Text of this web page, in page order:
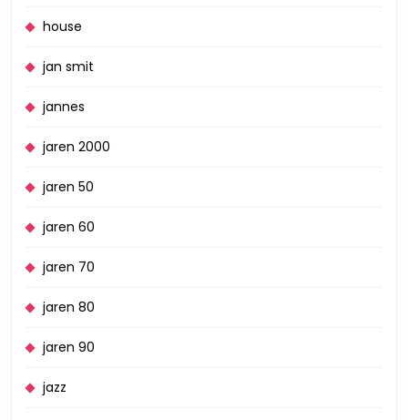
house
jan smit
jannes
jaren 2000
jaren 50
jaren 60
jaren 70
jaren 80
jaren 90
jazz